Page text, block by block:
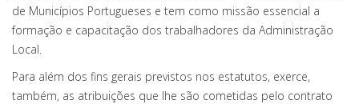
de Municípios Portugueses e tem como missão essencial a
formação e capacitação dos trabalhadores da Administração
Local.
Para além dos fins gerais previstos nos estatutos, exerce,
também, as atribuições que lhe são cometidas pelo contrato